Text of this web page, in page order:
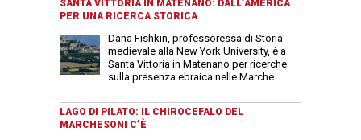
SANTA VITTORIA IN MATENANO: DALL’AMERICA
PER UNA RICERCA STORICA
Dana Fishkin, professoressa di Storia
medievale alla New York University, è a
Santa Vittoria in Matenano per ricerche
sulla presenza ebraica nelle Marche
LAGO DI PILATO: IL CHIROCEFALO DEL
MARCHESONI C’È